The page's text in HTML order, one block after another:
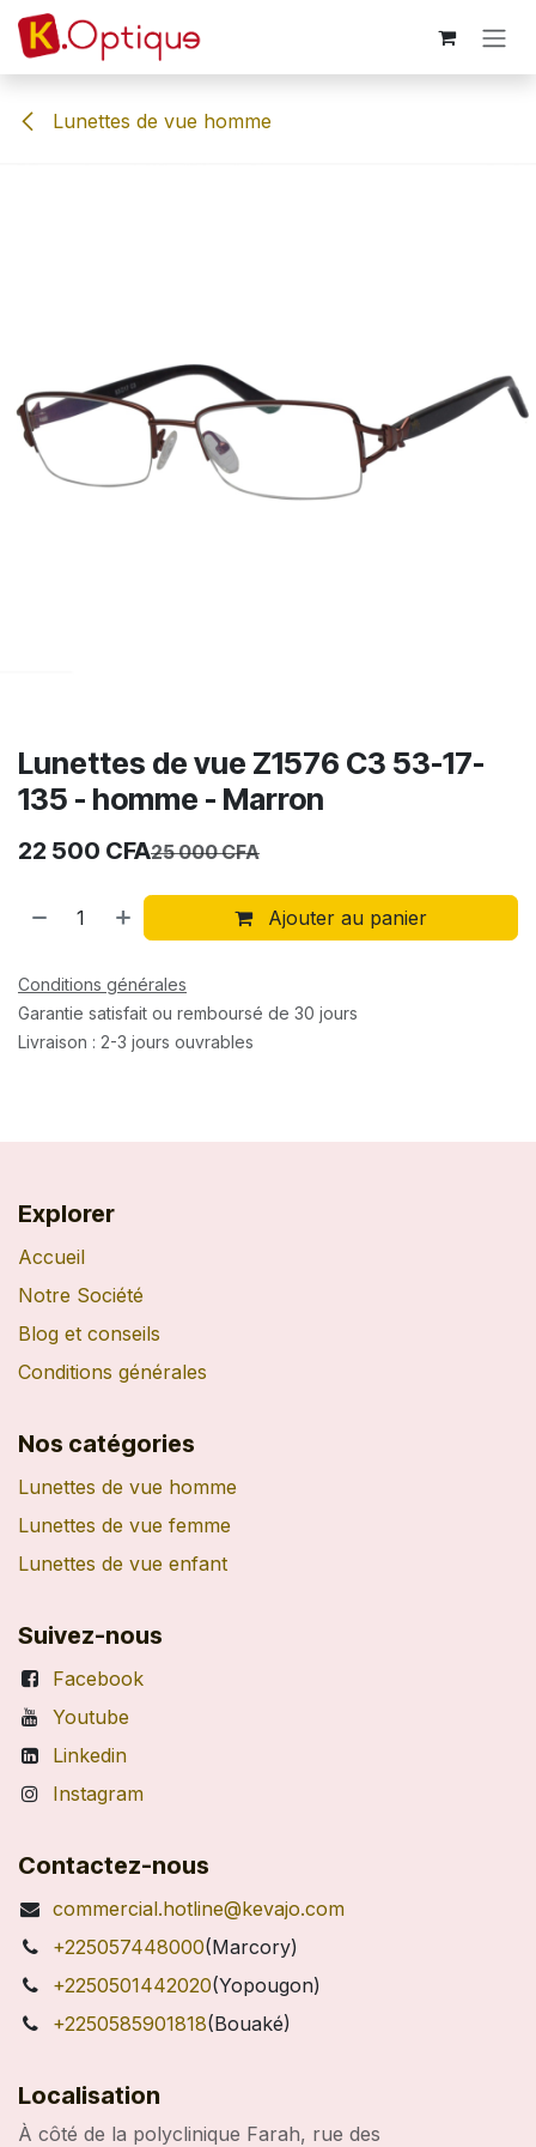
Se rendre au contenu
Lunettes de vue homme
Lunettes de vue Z1576 C3 53-17-
135 - homme - Marron
22 500 CFA25 000CFA
Ajouter au panier
Conditions générales
Garantie satisfait ou remboursé de 30 jours
Livraison : 2-3 jours ouvrables
Explorer
Accueil
Notre Société
Blog et conseils
Conditions générales
Nos catégories
Lunettes de vue homme
Lunettes de vue femme
Lunettes de vue enfant
Suivez-nous
Facebook
Youtube
Linkedin
Instagram
Contactez-nous
commercial.hotline@kevajo.com
+225057448000(Marcory)
+2250501442020(Yopougon)
+2250585901818(Bouaké)
Localisation
À côté de la polyclinique Farah, rue des